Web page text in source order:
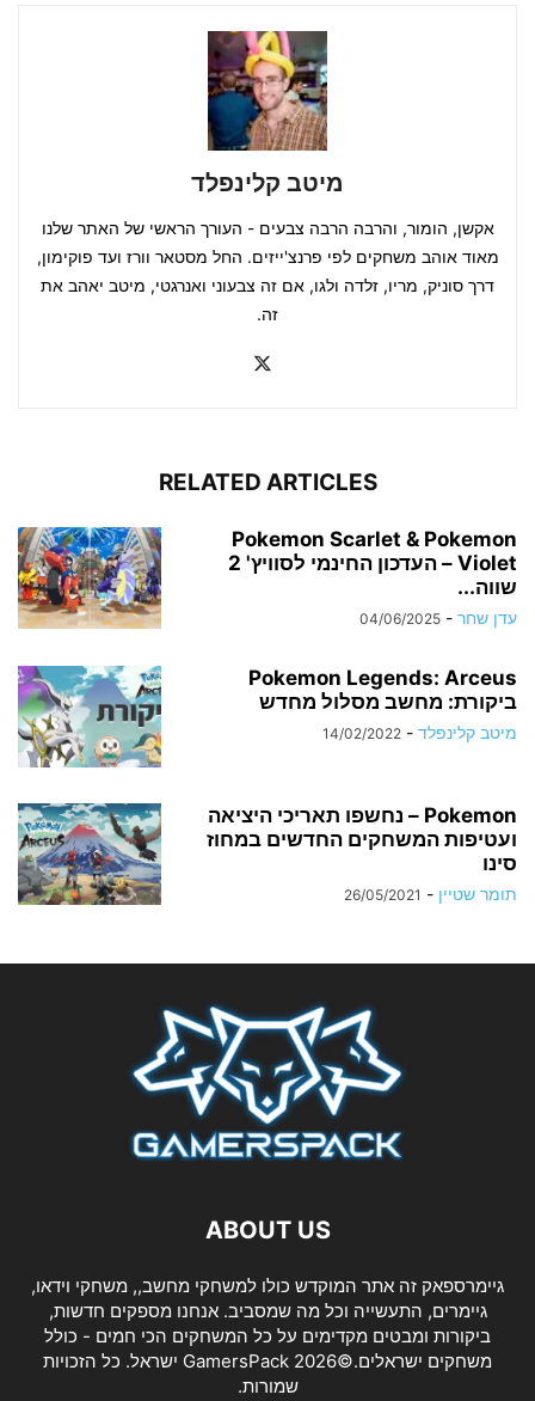
מיטב קלינפלד
אקשן, הומור, והרבה הרבה צבעים - העורך הראשי של האתר שלנו
מאוד אוהב משחקים לפי פרנצ'ייזים. החל מסטאר וורז ועד פוקימון,
דרך סוניק, מריו, זלדה ולגו, אם זה צבעוני ואנרגטי, מיטב יאהב את
זה.
RELATED ARTICLES
Pokemon Scarlet & Pokemon
Violet – העדכון החינמי לסוויץ' 2
שווה...
עדן שחר -
04/06/2025
Pokemon Legends: Arceus
ביקורת: מחשב מסלול מחדש
מיטב קלינפלד -
14/02/2022
Pokemon – נחשפו תאריכי היציאה
ועטיפות המשחקים החדשים במחוז
סינו
תומר שטיין -
26/05/2021
ABOUT US
גיימרספאק זה אתר המוקדש כולו למשחקי מחשב,, משחקי וידאו,
גיימרים, התעשייה וכל מה שמסביב. אנחנו מספקים חדשות,
ביקורות ומבטים מקדימים על כל המשחקים הכי חמים - כולל
משחקים ישראלים.©2026 GamersPack ישראל. כל הזכויות
שמורות.